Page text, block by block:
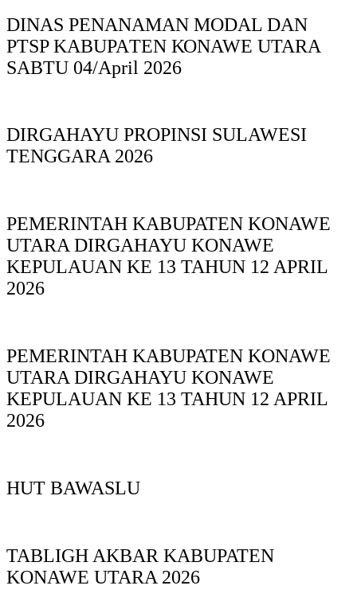
DINAS PΕΝΑΝΑΜAN MODAL DAN
PTSP KABUPAΤΕΝ ΚΟNAWE UTARA
SABTU 04/April 2026
DIRGAHAYU PROPINSI SULAWESI
TENGGARA 2026
PEMERINTAH KABUPATEN KONAWE
UTARA DIRGAHAYU KONAWE
KEPULAUAN KE 13 TAHUN 12 APRIL
2026
PEMERINTAH KABUPATEN KONAWE
UTARA DIRGAHAYU KONAWE
KEPULAUAN KE 13 TAHUN 12 APRIL
2026
HUT BAWASLU
TABLIGH AKBAR KABUPATEN
KONAWE UTARA 2026